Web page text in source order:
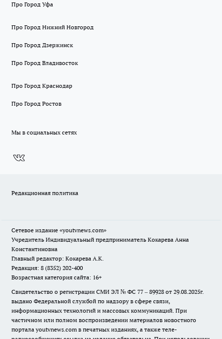
Про Город Уфа
Про Город Нижний Новгород
Про Город Дзержинск
Про Город Владивосток
Про Город Краснодар
Про Город Ростов
Мы в социальных сетях
Редакционная политика
Сетевое издание «youtvnews.com»
Учредитель Индивидуальный предприниматель Кокарева Анна
Константиновна
Главный редактор: Кокарева А.К.
Редакция: 8 (8352) 202-400
Возрастная категория сайта: 16+
Свидетельство о регистрации СМИ ЭЛ № ФС 77 – 89928 от 29.08.2025г.
выдано Федеральной службой по надзору в сфере связи,
информационных технологий и массовых коммуникаций. При
частичном или полном воспроизведении материалов новостного
портала youtvnews.com в печатных изданиях, а также теле-